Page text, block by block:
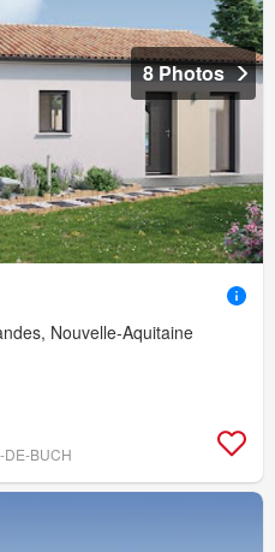
8 Photos
Nouvelle-Aquitaine
DE-BUCH